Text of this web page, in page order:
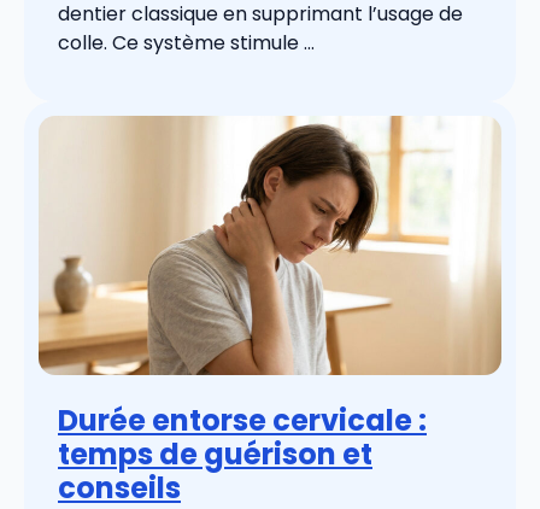
dentier classique en supprimant l’usage de
colle. Ce système stimule ...
Durée entorse cervicale :
temps de guérison et
conseils